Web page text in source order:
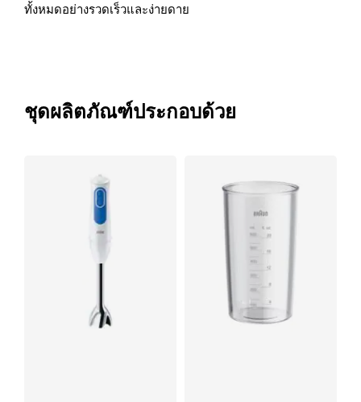
ทั้งหมดอย่างรวดเร็วและง่ายดาย
ชุดผลิตภัณฑ์ประกอบด้วย